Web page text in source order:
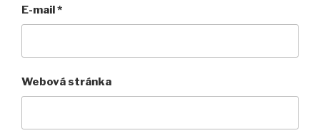
E-mail*
Webová stránka